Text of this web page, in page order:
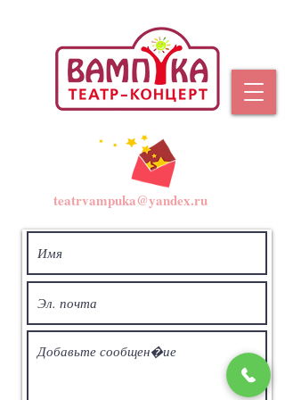
teatrvampuka@yandex.ru